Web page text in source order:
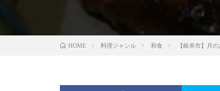
HOME 料理ジャンル 和食 【岐阜市】月